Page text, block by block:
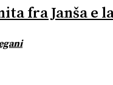
fra Janša e